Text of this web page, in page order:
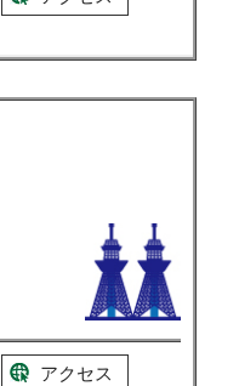
アクセス